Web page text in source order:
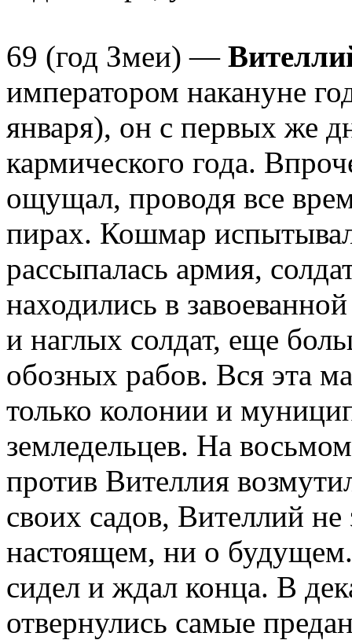
69 (год Змеи) —
императором накануне
января), он с первых же
кармического года.
ощущал, проводя все
пирах. Кошмар
рассыпалась армия,
находились в
и наглых солдат, еще
обозных рабов. Вся эта
только колонии и
земледельцев. На
против Вителлия
своих садов, Вителлий
настоящем, ни о
сидел и ждал конца. В
отвернулись самые